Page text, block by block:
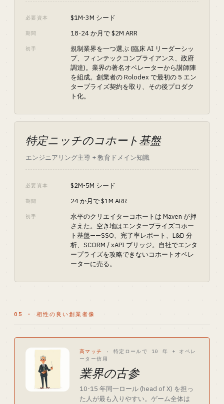
必要資本 $1M-3M シード
期間 18-24 か月で $2M ARR
初手
規制業界を一つ選ぶ (臨床 AI リーダーシッ
プ、フィンテックコンプライアンス、政府
調達)。業界の著名オペレーターから講師陣
を組成。創業者の Rolodex で最初の 5 エン
タープライズ契約を取り、その後プロダク
ト化。
特定ニッチのコホート基盤
エンジニアリング主導 + 教育ドメイン知識
必要資本 $2M-5M シード
期間 24 か月で $1M ARR
初手
水平のクリエイターコホートは Maven が押
さえた。空き地はエンタープライズコホー
ト基盤——SSO、完了率レポート、L&D 分
析、SCORM / xAPI ブリッジ。自社でエンタ
ープライズを攻略できないコホートオペレ
ーターに売る。
05 · 相性の良い創業者像
高マッチ · 特定ロールで 10 年 + オペレ
ーター信用
業界の古参
10-15 年同一ロール (head of X) を担っ
た人が最も入りやすい。ゲーム全体は